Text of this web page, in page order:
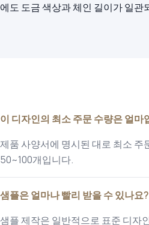
에도 도금 색상과 체인 길이가 일관
이 디자인의 최소 주문 수량은 얼마
제품 사양서에 명시된 대로 최소 주
50~100개입니다.
샘플은 얼마나 빨리 받을 수 있나요?
샘플 제작은 일반적으로 표준 디자